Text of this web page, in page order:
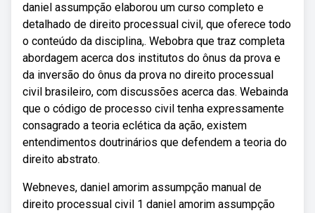
daniel assumpção elaborou um curso completo e
detalhado de direito processual civil, que oferece todo
o conteúdo da disciplina,. Webobra que traz completa
abordagem acerca dos institutos do ônus da prova e
da inversão do ônus da prova no direito processual
civil brasileiro, com discussões acerca das. Webainda
que o código de processo civil tenha expressamente
consagrado a teoria eclética da ação, existem
entendimentos doutrinários que defendem a teoria do
direito abstrato.
Webneves, daniel amorim assumpção manual de
direito processual civil 1 daniel amorim assumpção